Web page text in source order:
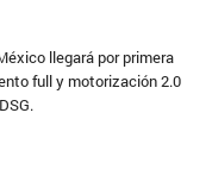
llegará por primera
full y motorización 2.0